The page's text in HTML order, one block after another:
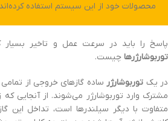
محصولات خود از این سیستم استفاده
پاسخ را باید در سرعت عمل و تاخیر بسیار
توربوشارژرها چیست.
در یک توربوشارژرساده گازهای خروجی از
مشترک وارد توربوشارژر می‌شوند. از آنجایی
متفاوت با دیگر سیلندرها است، تداخل این